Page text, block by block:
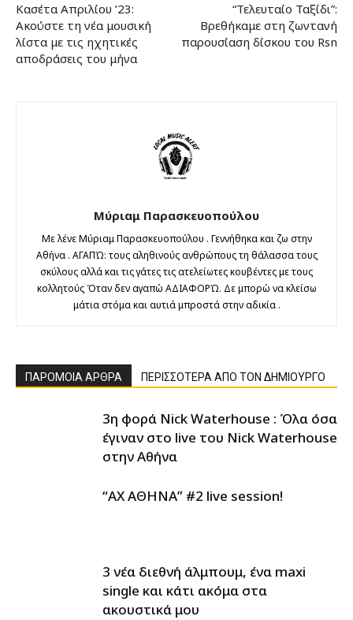
Κασέτα Απριλίου ’23:
Ακούστε τη νέα μουσική
λίστα με τις ηχητικές
αποδράσεις του μήνα
“Τελευταίο Ταξίδι”:
Βρεθήκαμε στη ζωντανή
παρουσίαση δίσκου του Rsn
Μύριαμ Παρασκευοπούλου
Με λένε Μύριαμ Παρασκευοπούλου . Γεννήθηκα και ζω στην
Αθήνα . ΑΓΑΠΏ: τους αληθινούς ανθρώπους τη θάλασσα τους
σκύλους αλλά και τις γάτες τις ατελείωτες κουβέντες με τους
κολλητούς Όταν δεν αγαπώ ΑΔΙΑΦΟΡΏ. Δε μπορώ να κλείσω
μάτια στόμα και αυτιά μπροστά στην αδικία .
ΠΑΡΟΜΟΙΑ ΑΡΘΡΑ ΠΕΡΙΣΣΟΤΕΡΑ ΑΠΟ ΤΟΝ ΔΗΜΙΟΥΡΓΟ
3η φορά Nick Waterhouse : Όλα όσα
έγιναν στο live του Nick Waterhouse
στην Αθήνα
“ΑΧ ΑΘΗΝΑ” #2 live session!
3 νέα διεθνή άλμπουμ, ένα maxi
single και κάτι ακόμα στα
ακουστικά μου